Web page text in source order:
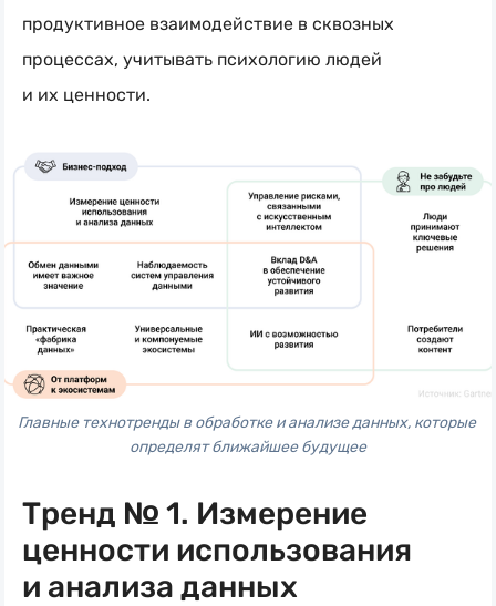
продуктивное взаимодействие в сквозных
процессах, учитывать психологию людей
и их ценности.
Главные технотренды в обработке и анализе данных, которые
определят ближайшее будущее
Тренд № 1. Измерение
ценности использования
и анализа данных